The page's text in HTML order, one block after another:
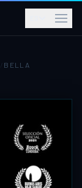
BELLA